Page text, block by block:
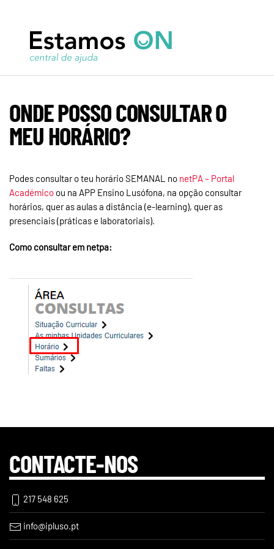
ONDE POSSO CONSULTAR O
MEU HORÁRIO?
Podes consultar o teu horário SEMANAL no netPA – Portal
Académico ou na APP Ensino Lusófona, na opção consultar
horários, quer as aulas a distância (e-learning), quer as
presenciais (práticas e laboratoriais).
Como consultar em netpa:
CONTACTE-NOS
217 548 625
info@ipluso.pt